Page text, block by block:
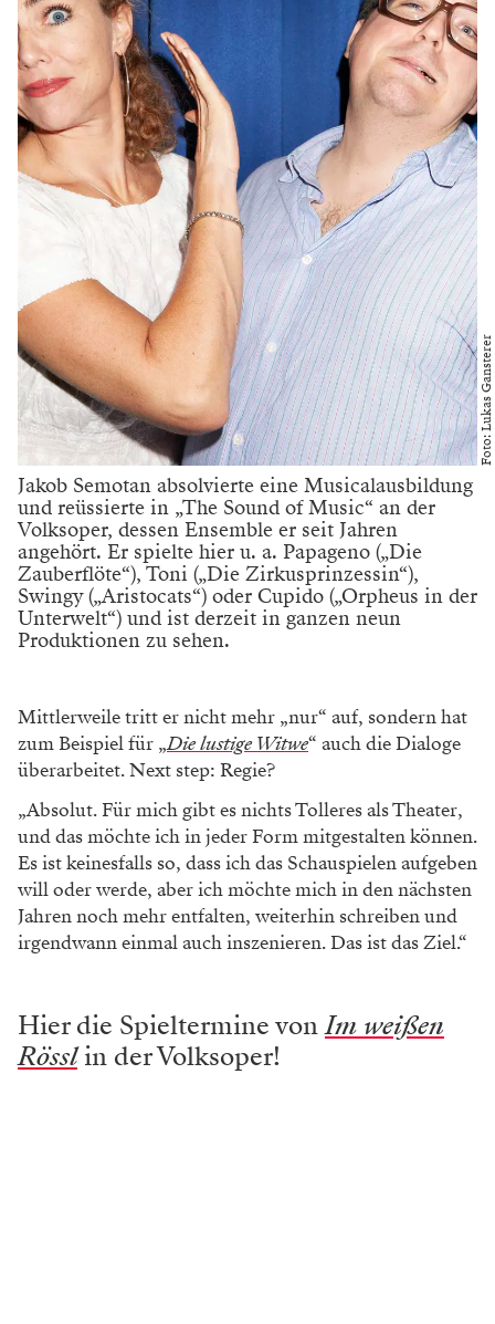
Dünkel, was die Operette betrifft. Was interessiert sie
an diesem Genre? „Ich hatte irgendwann das Gefühl,
all diese ewig geknechteten, leidenden, sterbenden
Frauen färben auf mich ab.
Den ganzen Abend vor irgendwelchen Königen und
potenziellen Mördern auf Knien herumzurutschen,
macht keinen Spaß. Als ich zum ersten Mal Eva in ‚Die
Meistersinger von Nürnberg‘ gesungen habe, die nicht
geprügelt die Bühne verlässt, sondern über die das
Publikum auch lachen kann, ist mir klar geworden,
dass in mir eine Komödiantin stecken könnte.“
Sie interessiere sich auch überhaupt nicht für jedwede
Opernnostalgie, sondern als heutige Frau für den
gesellschaftlichen Diskurs, innerhalb dessen man Oper
auch rechtfertigen könne. „Das bedeutet, man muss zu
einer Lesart finden, die diese Stücke aus einer
feministischen Perspektive betrachtet, was
einigermaßen kompliziert ist. Bei der Operette ist das
viel einfacher, weil sie von vornherein weitaus frecher
mit Rollenbildern umgeht. Strunzbieder wurden
Operetten erst in den 1950er- und 1960er-Jahren, weil
es im Dritten Reich auch eine Regression des
Sie genieße diese relativ neue berufliche Vielfalt, die sie
mit Partien wie den Titelrollen in „Madame
Pompadour“, „Die lustige Witwe“ oder „Die Dubarry“
bereits an der Volksoper künstlerisch ausleben konnte
– und denen noch viele Operettenengagements folgen
sollen.
Jakob Semotan ist nach eigenen Worten in das Genre
hineingestolpert. „Ich habe Musical studiert und lange
Zeit nur jene Operetten gekannt, die ich an der
Volksoper gespielt habe. Erst später habe ich mich
sich nicht so ernst, sondern verhandelt große Gefühle
immer mit Humor. Das ist für einen Schauspieler
natürlich reizvoll.“